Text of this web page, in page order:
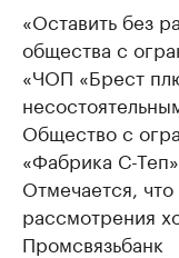
«Оставить без
общества с
«ЧОП «Брест
Общество с
«Фабрика С-
Отмечается,
рассмотрения
Промсвязьбанк